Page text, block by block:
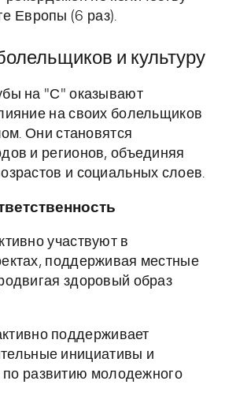
Европы (6 раз).
и культуру
на "С" оказывают
на своих болельщиков
Они становятся
и регионов, объединяя
и социальных слоев.
участвуют в
поддерживая местные
здоровый образ
поддерживает
инициативы и
развитию молодежного